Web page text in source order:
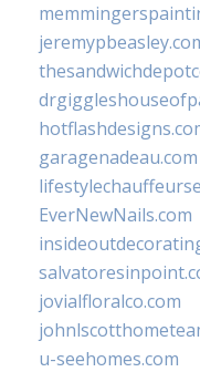
garagenadeau.com
EverNewNails.com
jovialfloralco.com
u-seehomes.com